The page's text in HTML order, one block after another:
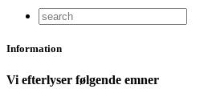
Information
Vi efterlyser følgende emner